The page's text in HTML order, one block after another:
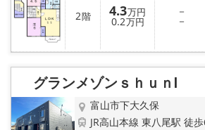
2階 4.3万円
0.2万円
－
－
グランメゾンｓｈｕｎⅠ
富山市下大久保
JR高山本線 東八尾駅 徒